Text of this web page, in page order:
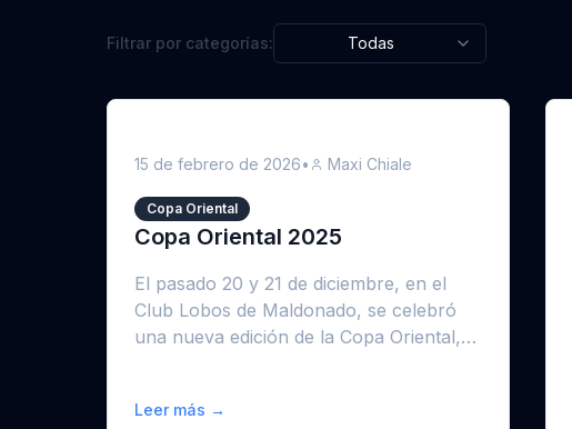
Filtrar por categorías: Todas
15 de febrero de 2026• Maxi Chiale
Copa Oriental
Copa Oriental 2025
El pasado 20 y 21 de diciembre, en el
Club Lobos de Maldonado, se celebró
una nueva edición de la Copa Oriental,
Leer más →